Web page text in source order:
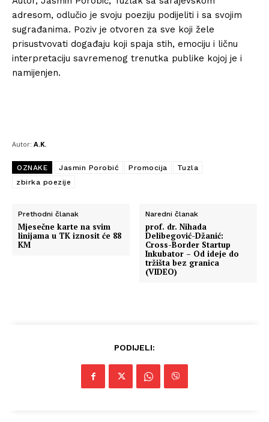
adresom, odlučio je svoju poeziju podijeliti i sa svojim
sugrađanima. Poziv je otvoren za sve koji žele
prisustvovati događaju koji spaja stih, emociju i ličnu
interpretaciju savremenog trenutka publike kojoj je i
namijenjen.
Autor: A.K.
OZNAKE Jasmin Porobić Promocija
Tuzla
zbirka poezije
Prethodni članak
Mjesečne karte na svim
linijama u TK iznosit će 88
KM
Naredni članak
prof. dr. Nihada
Delibegović-Džanić:
Cross-Border Startup
Inkubator – Od ideje do
tržišta bez granica
(VIDEO)
PODIJELI: